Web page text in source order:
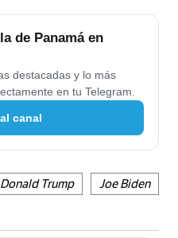
de Panamá en
destacadas y lo más
en tu Telegram.
canal
Donald Trump
Joe Biden